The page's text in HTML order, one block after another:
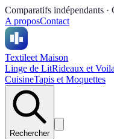
Comparatifs indépendants
A proposContact
Textileet Maison
Linge de LitRideaux et
CuisineTapis et Moquettes
Rechercher